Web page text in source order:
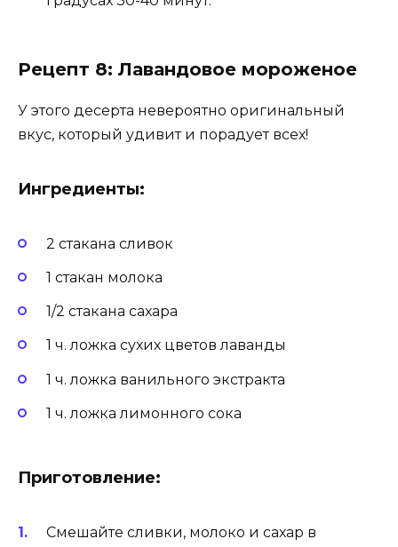
Рецепт 8: Лавандовое мороженое
У этого десерта невероятно оригинальный
вкус, который удивит и порадует всех!
Ингредиенты:
2 стакана сливок
1 стакан молока
1/2 стакана сахара
1 ч. ложка сухих цветов лаванды
1 ч. ложка ванильного экстракта
1 ч. ложка лимонного сока
Приготовление:
Смешайте сливки, молоко и сахар в